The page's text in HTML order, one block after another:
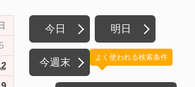
今日 明日
今週末 よく使われる検索条件